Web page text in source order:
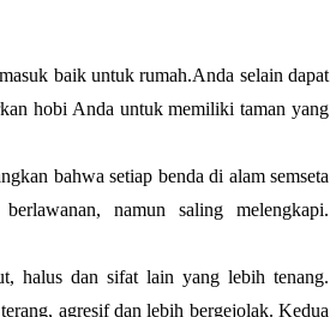
baik untuk rumah.Anda selain dapat
hobi Anda untuk memiliki taman yang
bahwa setiap benda di alam semseta
namun saling melengkapi.
halus dan sifat lain yang lebih tenang.
agresif dan lebih bergejolak. Kedua